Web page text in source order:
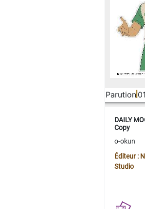
Parution
DAILY
Copy
o-okun
Éditeur :
Studio